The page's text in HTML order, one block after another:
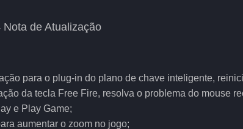
de Atualização
para o plug-in do plano de chave inteligente,
da tecla Free Fire, resolva o problema do mouse
e Play Game;
aumentar o zoom no jogo;